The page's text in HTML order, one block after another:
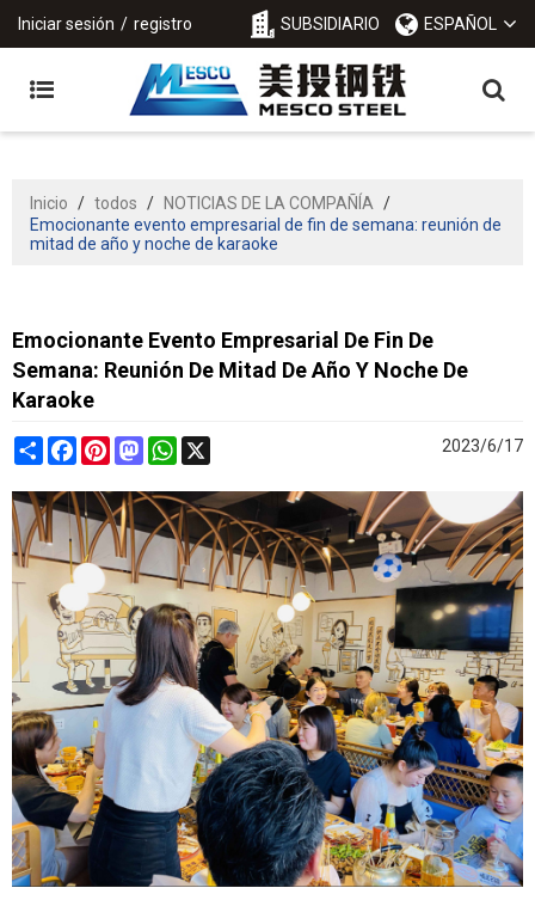
Iniciar sesión / registro SUBSIDIARIO ESPAÑOL
Inicio / todos / NOTICIAS DE LA COMPAÑÍA /
Emocionante evento empresarial de fin de semana: reunión de
mitad de año y noche de karaoke
Emocionante Evento Empresarial De Fin De
Semana: Reunión De Mitad De Año Y Noche De
Karaoke
ShareFacebookPinterestMastodonWhatsApp 2023/6/17